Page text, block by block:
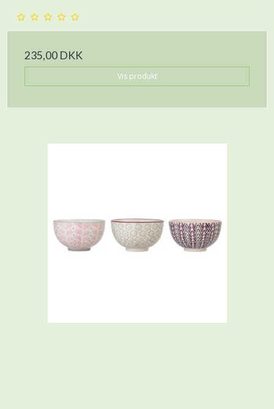
235,00 DKK
Vis produkt